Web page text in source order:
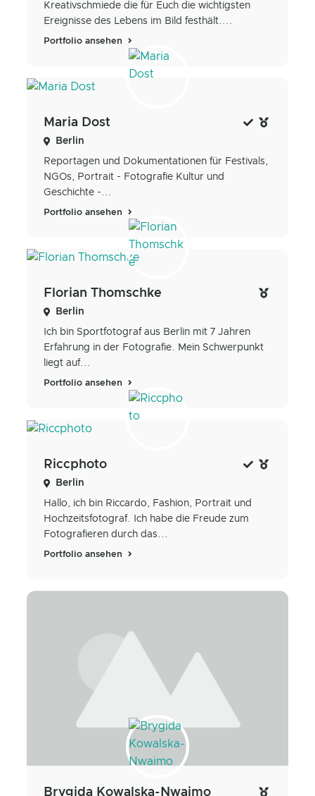
Kreativschmiede die für Euch die wichtigsten
Ereignisse des Lebens im Bild festhält....
Portfolio ansehen
Maria Dost
Berlin
Reportagen und Dokumentationen für Festivals,
NGOs, Portrait - Fotografie Kultur und
Geschichte -...
Portfolio ansehen
Florian Thomschke
Berlin
Ich bin Sportfotograf aus Berlin mit 7 Jahren
Erfahrung in der Fotografie. Mein Schwerpunkt
liegt auf...
Portfolio ansehen
Riccphoto
Berlin
Hallo, ich bin Riccardo, Fashion, Portrait und
Hochzeitsfotograf. Ich habe die Freude zum
Fotografieren durch das...
Portfolio ansehen
Brygida Kowalska-Nwaimo